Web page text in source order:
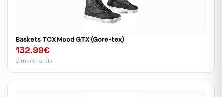
Baskets TCX Mood GTX (Gore-tex)
132.99€
2 marchands